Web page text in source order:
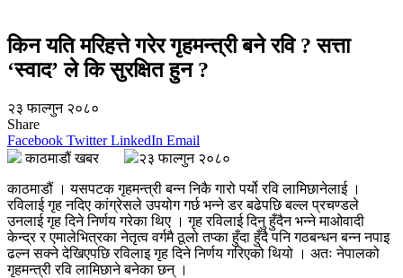
किन यति मरिहत्ते गरेर गृहमन्त्री बने रवि ? सत्ता
‘स्वाद’ ले कि सुरक्षित हुन ?
२३ फाल्गुन २०८०
Share
Facebook Twitter LinkedIn Email
काठमाडौं खबर
२३ फाल्गुन २०८०
काठमाडौं । यसपटक गृहमन्त्री बन्न निकै गारो पर्यो रवि लामिछानेलाई ।
रविलाई गृह नदिए कांग्रेसले उपयोग गर्छ भन्ने डर बढेपछि बल्ल प्रचण्डले
उनलाई गृह दिने निर्णय गरेका थिए । गृह रविलाई दिनु हुँदैन भन्ने माओवादी
केन्द्र र एमालेभित्रका नेतृत्व वर्गमै ठूलो तप्का हुँदा हुँदै पनि गठबन्धन बन्न नपाइ
ढल्न सक्ने देखिएपछि रविलाइ गृह दिने निर्णय गरिएको थियो । अतः नेपालको
गृहमन्त्री रवि लामिछाने बनेका छन् ।